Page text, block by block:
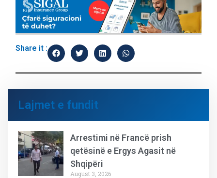
Share it :
Lajmet e fundit
Arrestimi në Francë prish
qetësinë e Ergys Agasit në
Shqipëri
August 3, 2026